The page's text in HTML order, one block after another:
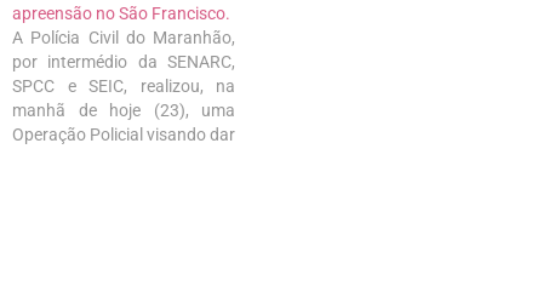
apreensão no São Francisco.
A Polícia Civil do Maranhão,
por intermédio da SENARC,
SPCC e SEIC, realizou, na
manhã de hoje (23), uma
Operação Policial visando dar